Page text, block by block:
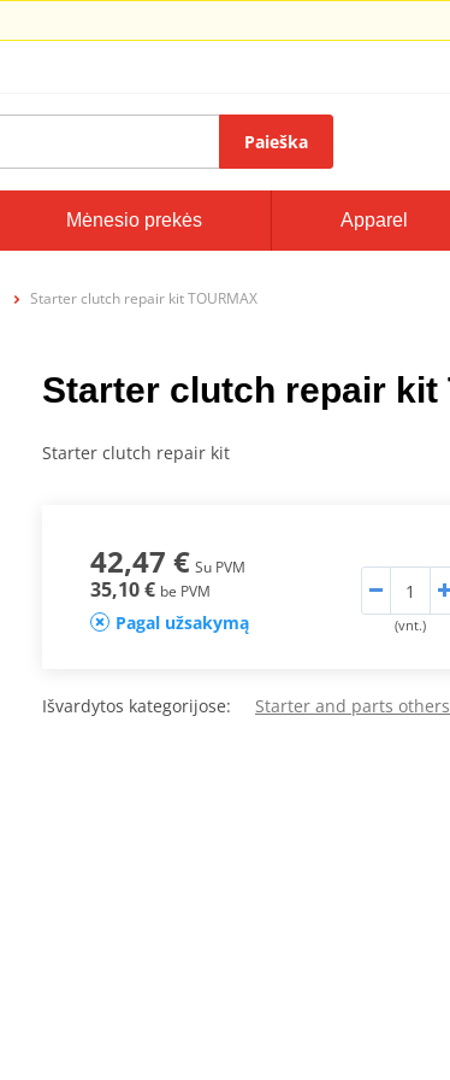
Paieška
Mėnesio prekės Apparel
Starter clutch repair kit TOURMAX
Starter clutch repair kit
Starter clutch repair kit
42,47 € Su PVM
35,10 € be PVM
Pagal užsakymą (vnt.)
Išvardytos kategorijose: Starter and parts others